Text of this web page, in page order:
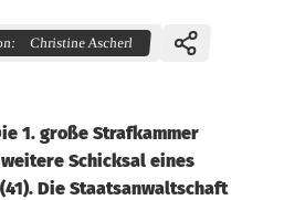
Christine Ascherl
1. große Strafkammer
Schicksal eines
Die Staatsanwaltschaft